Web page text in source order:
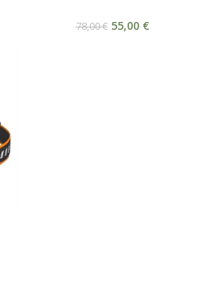
78,00€ 55,00 €